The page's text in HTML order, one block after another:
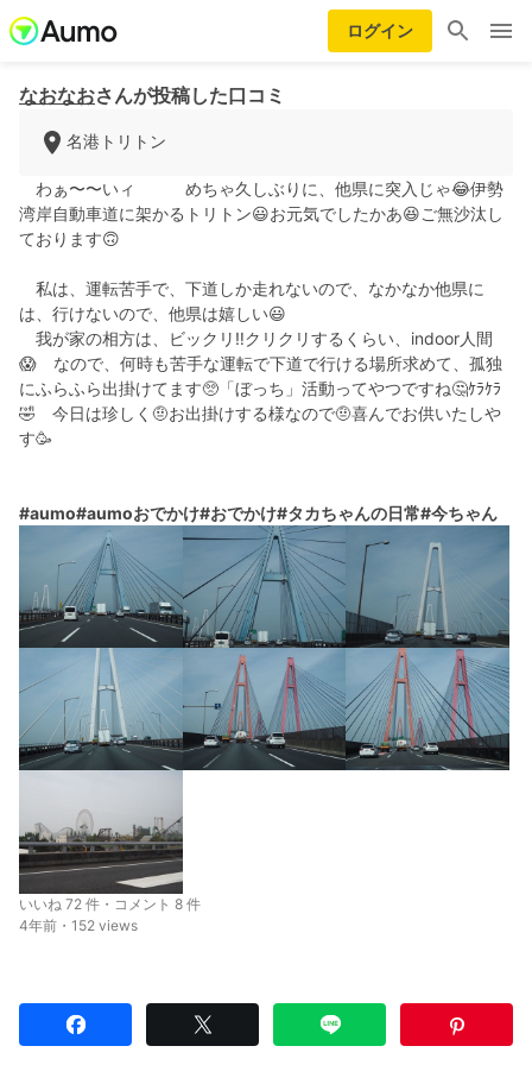
ログイン
なおなおさんが投稿した口コミ
名港トリトン
わぁ〜〜いィ めちゃ久しぶりに、他県に突入じゃ😂伊勢
湾岸自動車道に架かるトリトン😃お元気でしたかあ😆ご無沙汰し
ております🙃
私は、運転苦手で、下道しか走れないので、なかなか他県に
は、行けないので、他県は嬉しい😃
我が家の相方は、ビックリ‼️クリクリするくらい、indoor人間
😱 なので、何時も苦手な運転で下道で行ける場所求めて、孤独
にふらふら出掛けてます🥺「ぼっち」活動ってやつですね🤔ｹﾗｹﾗ
🤣 今日は珍しく🤨お出掛けする様なので🤨喜んでお供いたしや
す🥳
#aumo#aumoおでかけ#おでかけ#タカちゃんの日常#今ちゃん
いいね 72 件・コメント 8 件
4年前・152 views